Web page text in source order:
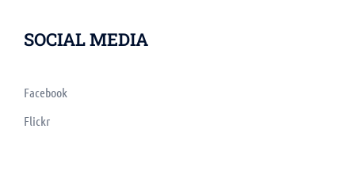
SOCIAL MEDIA
Facebook
Flickr